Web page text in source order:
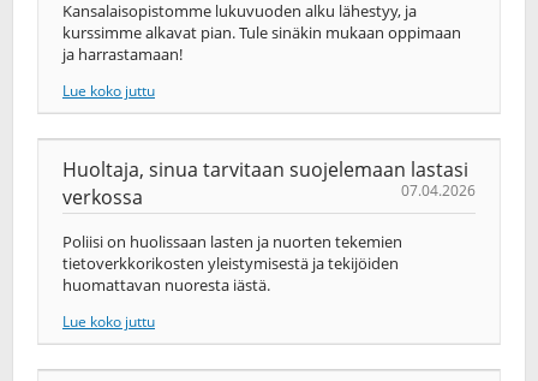
Kansalaisopistomme lukuvuoden alku lähestyy, ja
kurssimme alkavat pian. Tule sinäkin mukaan oppimaan
ja harrastamaan!
Lue koko juttu
Huoltaja, sinua tarvitaan suojelemaan lastasi
verkossa
07.04.2026
Poliisi on huolissaan lasten ja nuorten tekemien
tietoverkkorikosten yleistymisestä ja tekijöiden
huomattavan nuoresta iästä.
Lue koko juttu